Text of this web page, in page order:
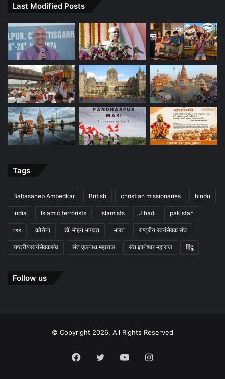
Last Modified Posts
Tags
Babasaheb Ambedkar British christian missionaries hindu
India Islamic terrorists Islamists Jihadi pakistan
rss कोरोना डॉ. मोहन भागवत भारत राष्ट्रीय स्वयंसेवक संघ
राष्ट्रीयस्वयंसेवकसंघ संत एकनाथ महाराज संत ज्ञानेश्वर महाराज हिंदू
Follow us
© Copyright 2026, All Rights Reserved
Facebook
TwitterYouTubeInstagram